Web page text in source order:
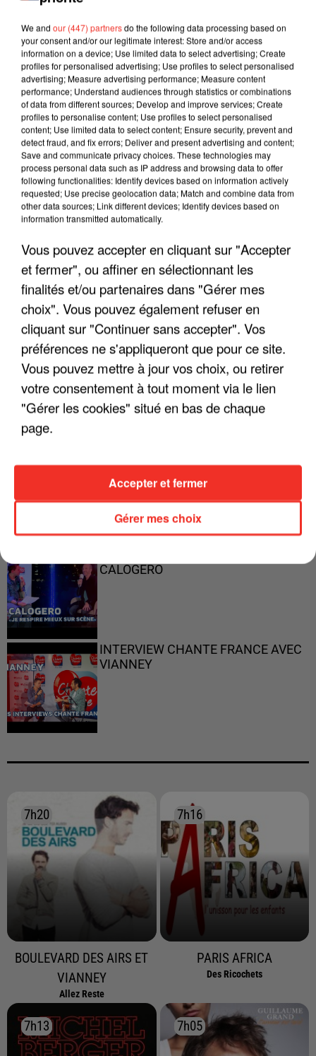
LES INTERVIEWS CHANTE
"JE SUIS À DISPOSITION DES
ENFOIRÉS"
"ON A TOUS LE TRAC"
PARFAITS"
CALOGERO
INTERVIEW CHANTE FRANCE AVEC
VIANNEY
7h20
7h20
BOULEVARD DES AIRS ET
VIANNEY
Allez Reste
7h16
7h16
PARIS AFRICA
Des Ricochets
7h13
7h13 7h05
7h05
We and our (447) partnersdo the following data processing based on
your consent and/or our legitimate interest: Store and/or access
information on a device; Use limited data to select advertising; Create
profiles for personalised advertising; Use profiles to select personalised
advertising; Measure advertising performance; Measure content
performance; Understand audiences through statistics or combinations
of data from different sources; Develop and improve services; Create
profiles to personalise content; Use profiles to select personalised
content; Use limited data to select content; Ensure security, prevent and
detect fraud, and fix errors; Deliver and present advertising and content;
Save and communicate privacy choices. These technologies may
process personal data such as IP address and browsing data to offer
following functionalities: Identify devices based on information actively
requested; Use precise geolocation data; Match and combine data from
other data sources; Link different devices; Identify devices based on
information transmitted automatically.
Vous pouvez accepter en cliquant sur "Accepter
et fermer", ou affiner en sélectionnant les
finalités et/ou partenaires dans "Gérer mes
choix". Vous pouvez également refuser en
cliquant sur "Continuer sans accepter". Vos
préférences ne s'appliqueront que pour ce site.
Vous pouvez mettre à jour vos choix, ou retirer
votre consentement à tout moment via le lien
"Gérer les cookies" situé en bas de chaque
page.
Gérer mes choix
Accepter et fermer